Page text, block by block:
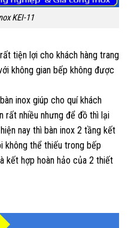
KEI-11
rất tiện lợi cho khách hàng trang
không gian bếp không được
inox giúp cho quí khách
rất nhiều nhưng để đồ thì lại
nay thì bàn inox 2 tầng kết
không thể thiếu trong bếp
kết hợp hoàn hảo của 2 thiết